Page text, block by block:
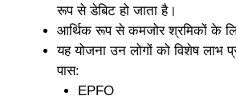
रूप से डेबिट हो जाता है।
आर्थिक रूप से कमजोर श्रमिकों के
यह योजना उन लोगों को विशेष लाभ
पास:
EPFO